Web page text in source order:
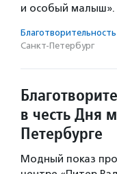
и особый малыш».
Санкт-Петербург
в честь Дня
Петербурге
Модный показ